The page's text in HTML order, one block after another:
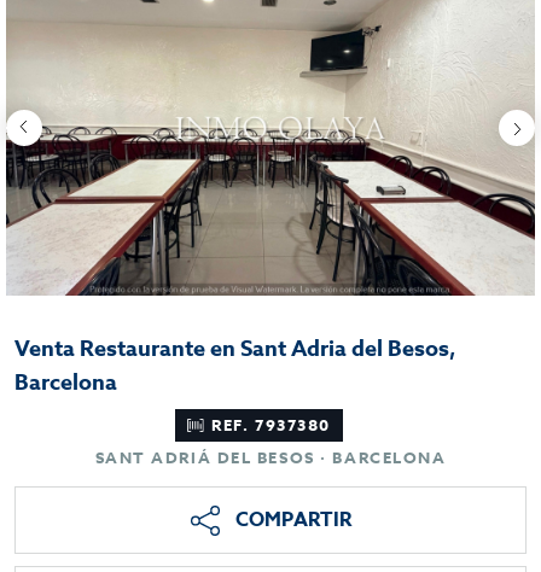
Venta Restaurante en Sant Adria del Besos,
Barcelona
REF. 7937380
SANT ADRIÁ DEL BESOS · BARCELONA
COMPARTIR